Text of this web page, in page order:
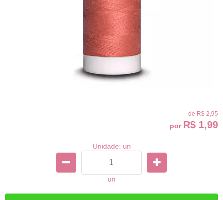
de R$ 2,95
por R$ 1,99
Unidade: un
un